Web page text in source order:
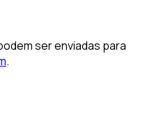
ser enviadas para
.